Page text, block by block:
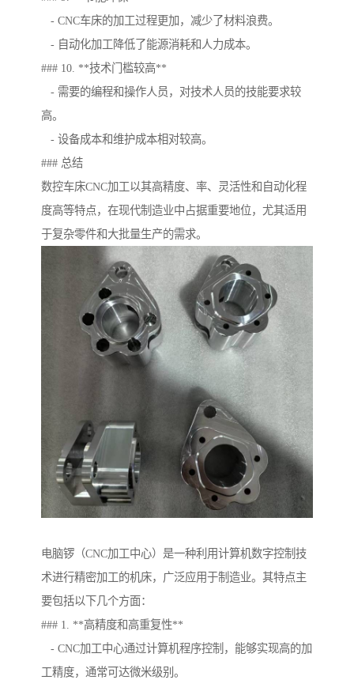
- CNC车床的加工过程更加，减少了材料浪费。
- 自动化加工降低了能源消耗和人力成本。
### 10. **技术门槛较高**
- 需要的编程和操作人员，对技术人员的技能要求较
高。
- 设备成本和维护成本相对较高。
### 总结
数控车床CNC加工以其高精度、率、灵活性和自动化程
度高等特点，在现代制造业中占据重要地位，尤其适用
于复杂零件和大批量生产的需求。
电脑锣（CNC加工中心）是一种利用计算机数字控制技
术进行精密加工的机床，广泛应用于制造业。其特点主
要包括以下几个方面：
### 1. **高精度和高重复性**
- CNC加工中心通过计算机程序控制，能够实现高的加
工精度，通常可达微米级别。